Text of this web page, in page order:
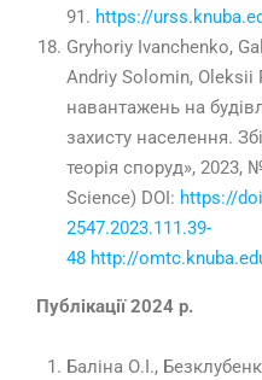
91. https://
Gryhoriy Ivanchenko,
Andriy Solomin, Oleksii
навантажень на
захисту населення.
теорія споруд», 2023,
Science) DOI: https://
2547.2023.111.39-
48 http://
Публікації 2024 р.
Баліна О.І.,